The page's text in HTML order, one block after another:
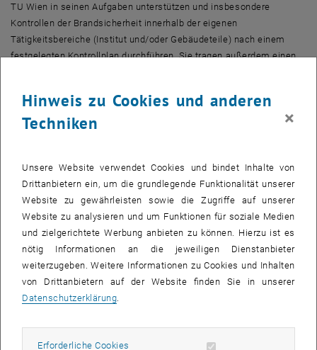
TU Wien in seinen Aufgaben unterstützen und insbesondere
Kontrollen der Brandsicherheit innerhalb der eigenen
Tätigkeitsbereiche (Institut und/oder Gebäudeteile) nach einem
festgelegten Kontrollplan durchführen. Sie tragen außerdem einen
und Durchführung von Evakuierungsübungen eingebunden.
Sicherheitsvertrauenspersonen sind MitarbeiterInnen, die die
der ArbeitnehmerInnen gegenüber dem Arbeitgeber vertreten sollen.
Hierzu sind sie insbesondere berechtigt, sämtliche Informationen,
Sachverhalte und Unterlagen zum Thema Arbeitnehmerschutz zu
sichten, zu bewerten und allfällige Mängel aufzuzeigen.
Sicherheitsvertrauenspersonen
werden auf die Dauer von vier
Jahren vom Arbeitgeber ehrenamtlich ernannt. Die Ernennung darf
selbstverständlich nicht gegen den Willen der zu ernennenden
Person oder der übrigen ArbeitnehmerInnen erfolgen. Im Gegenteil:
Hinweis zu Cookies und anderen
Techniken
×
Unsere Website verwendet Cookies und bindet Inhalte von
Drittanbietern ein, um die grundlegende Funktionalität unserer
Website zu gewährleisten sowie die Zugriffe auf unserer
Website zu analysieren und um Funktionen für soziale Medien
und zielgerichtete Werbung anbieten zu können. Hierzu ist es
nötig Informationen an die jeweiligen Dienstanbieter
weiterzugeben. Weitere Informationen zu Cookies und Inhalten
von Drittanbietern auf der Website finden Sie in unserer
Datenschutzerklärung.
Erforderliche Cookies Erforderliche Cookies zulassen